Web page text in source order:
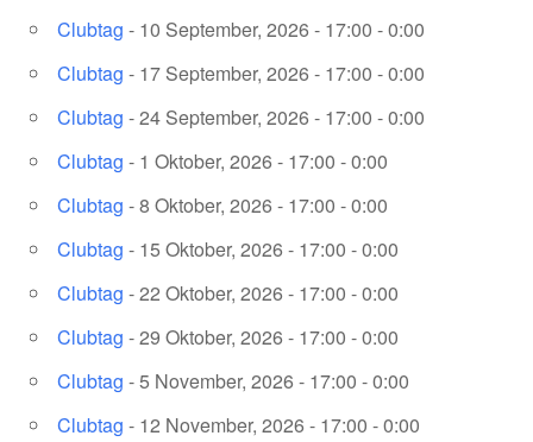
Clubtag - 10 September, 2026 - 17:00 - 0:00
Clubtag - 17 September, 2026 - 17:00 - 0:00
Clubtag - 24 September, 2026 - 17:00 - 0:00
Clubtag - 1 Oktober, 2026 - 17:00 - 0:00
Clubtag - 8 Oktober, 2026 - 17:00 - 0:00
Clubtag - 15 Oktober, 2026 - 17:00 - 0:00
Clubtag - 22 Oktober, 2026 - 17:00 - 0:00
Clubtag - 29 Oktober, 2026 - 17:00 - 0:00
Clubtag - 5 November, 2026 - 17:00 - 0:00
Clubtag - 12 November, 2026 - 17:00 - 0:00